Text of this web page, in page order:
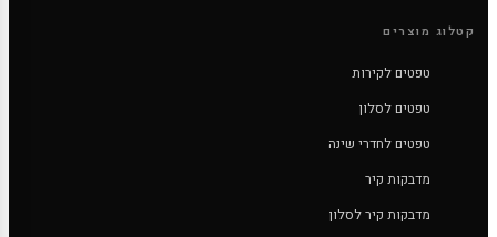
קטלוג מוצרים
טפטים לקירות
טפטים לסלון
טפטים לחדרי שינה
מדבקות קיר
מדבקות קיר לסלון